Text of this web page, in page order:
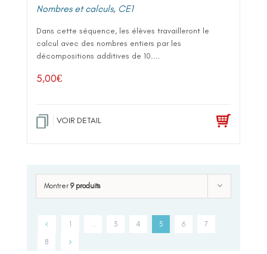
Nombres et calculs, CE1
Dans cette séquence, les élèves travailleront le
calcul avec des nombres entiers par les
décompositions additives de 10....
5,00€
VOIR DETAIL
Montrer 9 produits
1 3 4 5 6 7
8